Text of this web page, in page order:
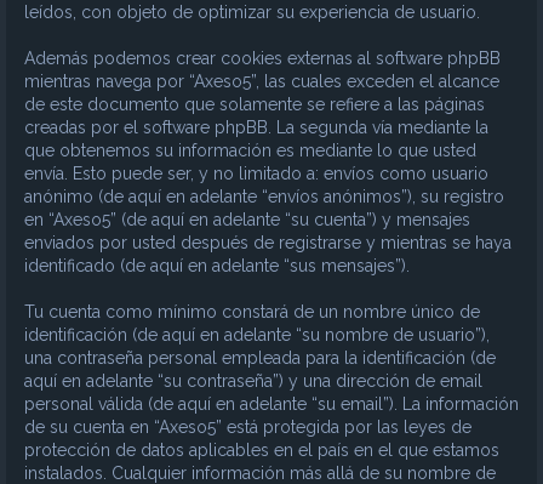
leídos, con objeto de optimizar su experiencia de usuario.
Además podemos crear cookies externas al software phpBB
mientras navega por “Axeso5”, las cuales exceden el alcance
de este documento que solamente se refiere a las páginas
creadas por el software phpBB. La segunda vía mediante la
que obtenemos su información es mediante lo que usted
envía. Esto puede ser, y no limitado a: envíos como usuario
anónimo (de aquí en adelante “envíos anónimos”), su registro
en “Axeso5” (de aquí en adelante “su cuenta”) y mensajes
enviados por usted después de registrarse y mientras se haya
identificado (de aquí en adelante “sus mensajes”).
Tu cuenta como mínimo constará de un nombre único de
identificación (de aquí en adelante “su nombre de usuario”),
una contraseña personal empleada para la identificación (de
aquí en adelante “su contraseña”) y una dirección de email
personal válida (de aquí en adelante “su email”). La información
de su cuenta en “Axeso5” está protegida por las leyes de
protección de datos aplicables en el país en el que estamos
instalados. Cualquier información más allá de su nombre de